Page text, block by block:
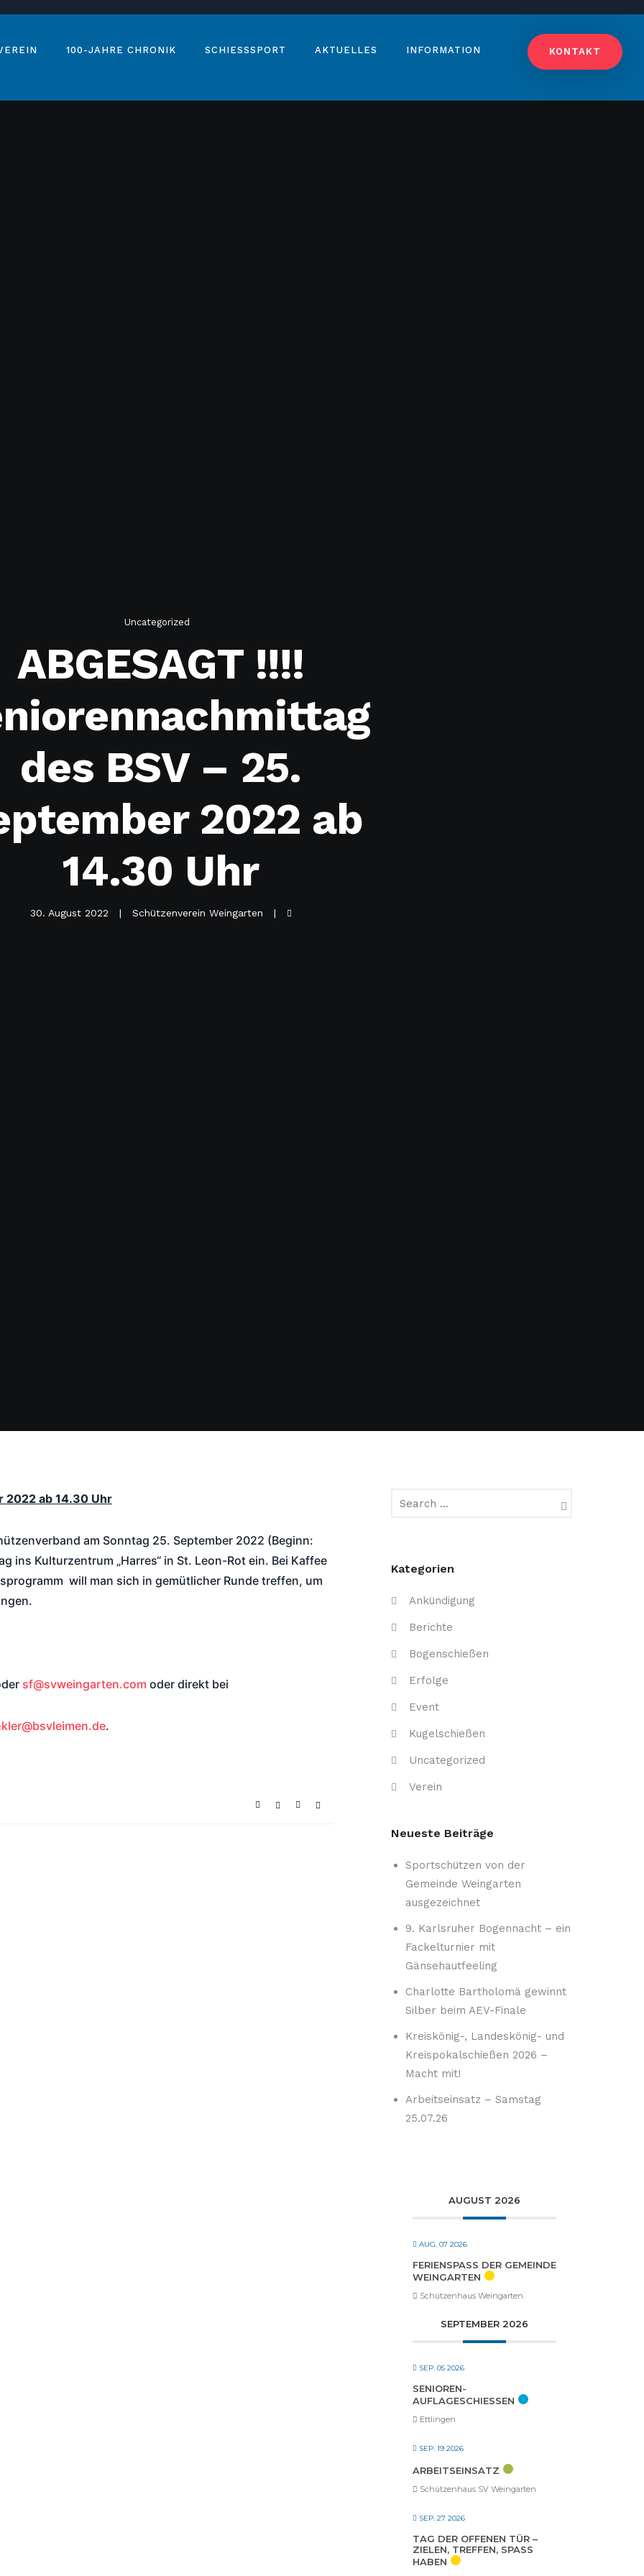
KONTAKT
100-JAHRE CHRONIK SCHIESSSPORT AKTUELLES INFORMATION
Uncategorized
ABGESAGT !!!!
des BSV – 25.
2022 ab
14.30 Uhr
30. August 2022 Schützenverein Weingarten
2022 ab 14.30 Uhr
am Sonntag 25. September 2022 (Beginn:
ins Kulturzentrum „Harres“ in St. Leon-Rot ein. Bei Kaffee
will man sich in gemütlicher Runde treffen, um
sf@svweingarten.com oder direkt bei
.
Kategorien
Ankündigung
Berichte
Bogenschießen
Erfolge
Event
Kugelschießen
Uncategorized
Verein
Neueste Beiträge
Sportschützen von der
Gemeinde Weingarten
ausgezeichnet
9. Karlsruher Bogennacht – ein
Fackelturnier mit
Gänsehautfeeling
Charlotte Bartholomä gewinnt
Silber beim AEV-Finale
Kreiskönig-, Landeskönig- und
Kreispokalschießen 2026 –
Macht mit!
Arbeitseinsatz – Samstag
25.07.26
AUGUST 2026
AUG. 07 2026
FERIENSPASS DER GEMEINDE W
EINGARTEN
Schützenhaus Weingarten
SEPTEMBER 2026
SEP. 05 2026
SENIOREN-
AUFLAGESCHIESSEN
Ettlingen
SEP. 19 2026
ARBEITSEINSATZ
Schützenhaus SV Weingarten
SEP. 27 2026
TAG DER OFFENEN TÜR –
ZIELEN, TREFFEN, SPASS H
ABEN